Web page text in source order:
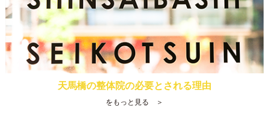
天馬橋の整体院の必要とされる理由
をもっと見る ＞